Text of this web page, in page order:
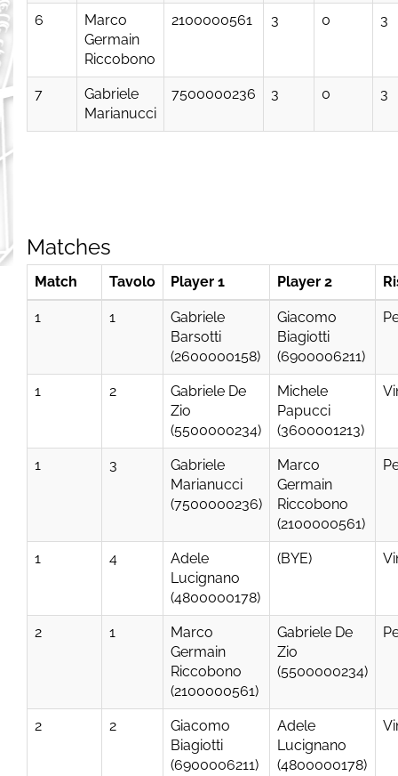
6
Marco
Germain
Riccobono
2100000561 3 0 3
7
Gabriele
Marianucci
7500000236 3 0 3
Matches
Match Tavolo Player 1 Player 2
1 1
Gabriele
Barsotti
(2600000158)
Giacomo
Biagiotti
(6900006211)
1 2
Gabriele De
Zio
(5500000234)
Michele
Papucci
(3600001213)
1 3
Gabriele
Marianucci
(7500000236)
Marco
Germain
Riccobono
(2100000561)
1 4
Adele
Lucignano
(4800000178)
(BYE)
2 1
Marco
Germain
Riccobono
(2100000561)
Gabriele De
Zio
(5500000234)
2 2
Giacomo
Biagiotti
(6900006211)
Adele
Lucignano
(4800000178)